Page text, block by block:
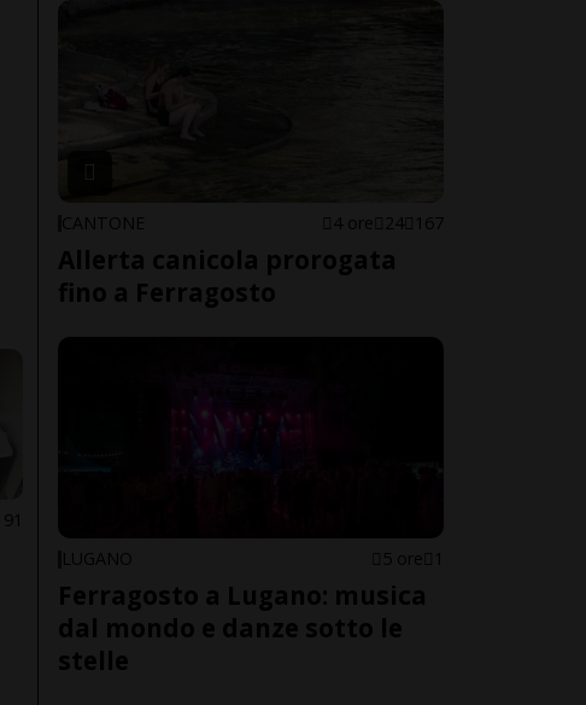
191
CANTONE 4 ore 24 167
Allerta canicola prorogata
fino a Ferragosto
LUGANO 5 ore 1
Ferragosto a Lugano: musica
dal mondo e danze sotto le
stelle